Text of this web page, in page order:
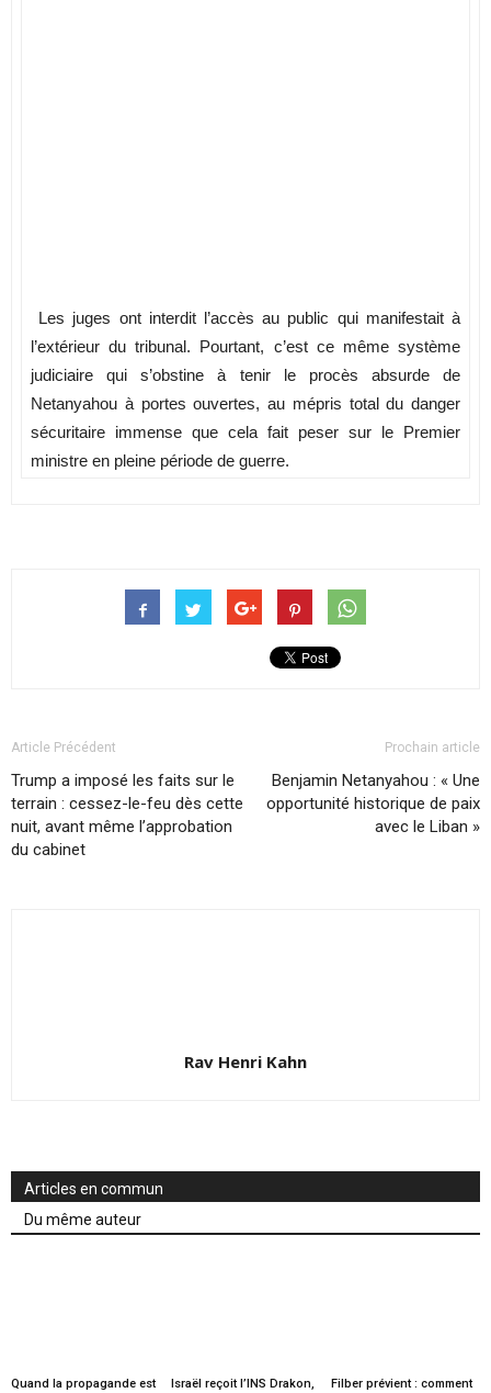
Les juges ont interdit l’accès au public qui manifestait à
l’extérieur du tribunal. Pourtant, c’est ce même système
judiciaire qui s’obstine à tenir le procès absurde de
Netanyahou à portes ouvertes, au mépris total du danger
sécuritaire immense que cela fait peser sur le Premier
ministre en pleine période de guerre.
Article Précédent
Trump a imposé les faits sur le
terrain : cessez-le-feu dès cette
nuit, avant même l’approbation
du cabinet
Prochain article
Benjamin Netanyahou : « Une
opportunité historique de paix
avec le Liban »
Rav Henri Kahn
Articles en commun
Du même auteur
Quand la propagande est
Israël reçoit l’INS Drakon,
Filber prévient : comment